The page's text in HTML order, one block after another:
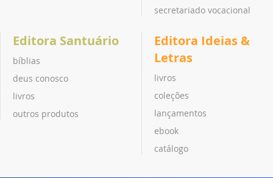
secretariado vocacional
Editora Santuário
bíblias
deus conosco
livros
outros produtos
Editora Ideias &
Letras
livros
coleções
lançamentos
ebook
catálogo